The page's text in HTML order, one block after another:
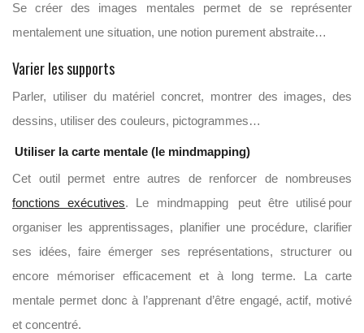
Se créer des images mentales permet de se représenter
mentalement une situation, une notion purement abstraite…
Varier les supports
Parler, utiliser du matériel concret, montrer des images, des
dessins, utiliser des couleurs, pictogrammes…
Utiliser la carte mentale (le mindmapping)
Cet outil permet entre autres de renforcer de nombreuses
fonctions exécutives. Le mindmapping peut être utilisé pour
organiser les apprentissages, planifier une procédure, clarifier
ses idées, faire émerger ses représentations, structurer ou
encore mémoriser efficacement et à long terme. La carte
mentale permet donc à l’apprenant d’être engagé, actif, motivé
et concentré.